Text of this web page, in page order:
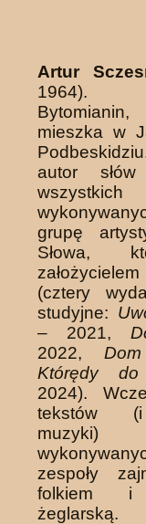
Artur
1964).
mieszka w
autor
grupę
Słowa,
(cztery
studyjne:
– 2021,
2022, Dom
Którędy do
2024).
tekstów
muzyki)
zespoły
folkiem i
żeglarską.